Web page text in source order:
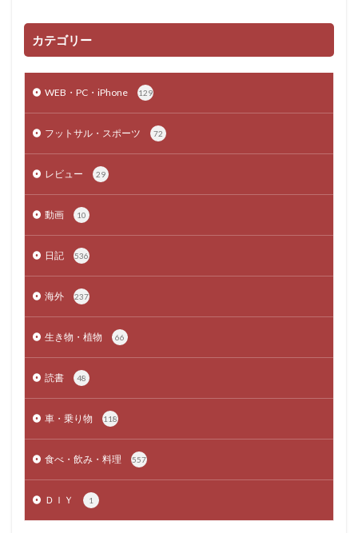
カテゴリー
WEB・PC・iPhone 129
フットサル・スポーツ 72
レビュー 29
動画 10
日記 536
海外 237
生き物・植物 66
読書 48
車・乗り物 118
食べ・飲み・料理 557
ＤＩＹ 1